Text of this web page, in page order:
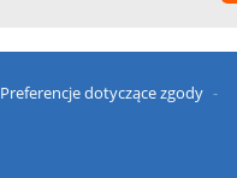
Preferencje dotyczące zgody